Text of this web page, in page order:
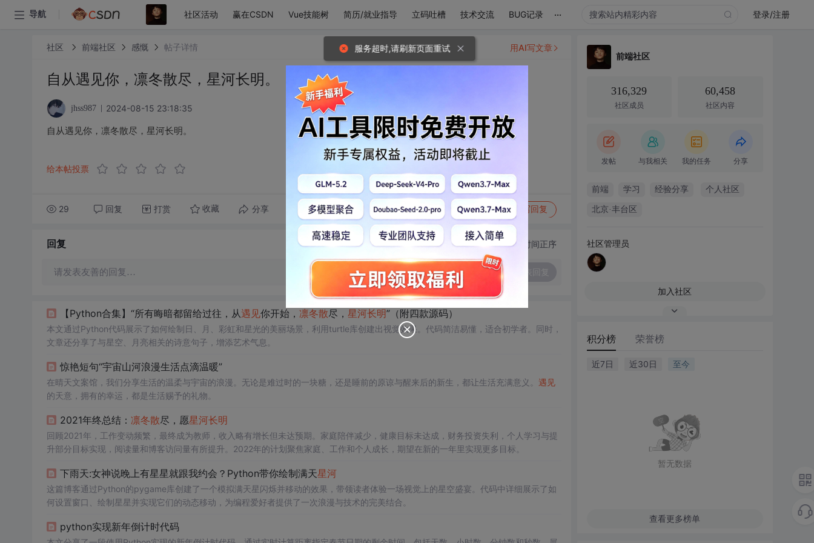
导航 社区活动 赢在CSDN Vue技能树 简历/就业指导 立码吐槽 技术交流 BUG记录 ... 登录/注册
社区 前端社区 感慨 帖子详情
自从遇见你，凛冬散尽，星河长明。
jhss987 2024-08-15 23:18:35
自从遇见你，凛冬散尽，星河长明。
给本帖投票
29 回复 打赏 收藏 分享 转发到动态 举报 写回复
用AI写文章
回复 切换为时间正序
请发表友善的回复…
【Python合集】“所有晦暗都留给过往，从遇见你开始， 凛冬散尽， 星河长明”（附四款源码）
本文通过Python代码展示了如何绘制日、月、彩虹和星光的美丽场景，利用turtle库创建出视觉效果。代码简洁易懂，适合初学者。同时，
文章还分享了与星空、月亮相关的诗意句子，增添艺术气息。
惊艳短句“宇宙山河浪漫生活点滴温暖”
在晴天文案馆，我们分享生活的温柔与宇宙的浪漫。无论是难过时的一块糖，还是睡前的原谅与醒来后的新生，都让生活充满意义。 遇见
的天意，拥有的幸运，都是生活赐予的礼物。
2021年终总结： 凛冬散尽，愿星河长明
回顾2021年，工作变动频繁，最终成为教师，收入略有增长但未达预期。家庭陪伴减少，健康目标未达成，财务投资失利，个人学习与提
升部分目标实现，阅读量和博客访问量有所提升。2022年的计划聚焦家庭、工作和个人成长，期望在新的一年里实现更多目标。
下雨天:女神说晚上有星星就跟我约会？Python带你绘制满天星河
这篇博客通过Python的pygame库创建了一个模拟满天星闪烁并移动的效果，带领读者体验一场视觉上的星空盛宴。代码中详细展示了如
何设置窗口、绘制星星并实现它们的动态移动，为编程爱好者提供了一次浪漫与技术的完美结合。
python实现新年倒计时代码
前端社区
316,329
社区成员
60,458
社区内容
发帖 与我相关 我的任务 分享
前端 学习 经验分享 个人社区
北京·丰台区
社区管理员
加入社区
积分榜 荣誉榜
近7日 近30日 至今
暂无数据
查看更多榜单
服务超时,请刷新页面重试